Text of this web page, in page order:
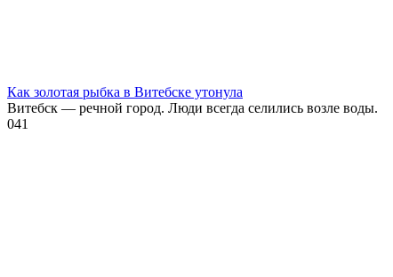
Как золотая рыбка в Витебске утонула
Витебск — речной город. Люди всегда селились возле воды.
041